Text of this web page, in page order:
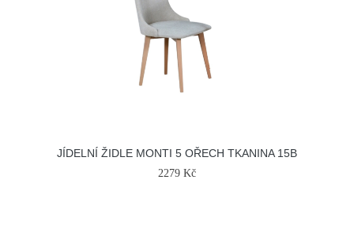
JÍDELNÍ ŽIDLE MONTI 5 OŘECH TKANINA 15B
2279 Kč